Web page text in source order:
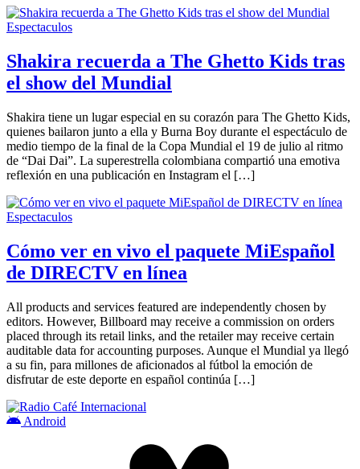
Espectaculos
Shakira recuerda a The Ghetto Kids tras
el show del Mundial
Shakira tiene un lugar especial en su corazón para The Ghetto Kids,
quienes bailaron junto a ella y Burna Boy durante el espectáculo de
medio tiempo de la final de la Copa Mundial el 19 de julio al ritmo
de “Dai Dai”. La superestrella colombiana compartió una emotiva
reflexión en una publicación en Instagram el […]
Espectaculos
Cómo ver en vivo el paquete MiEspañol
de DIRECTV en línea
All products and services featured are independently chosen by
editors. However, Billboard may receive a commission on orders
placed through its retail links, and the retailer may receive certain
auditable data for accounting purposes. Aunque el Mundial ya llegó
a su fin, para millones de aficionados al fútbol la emoción de
disfrutar de este deporte en español continúa […]
Android